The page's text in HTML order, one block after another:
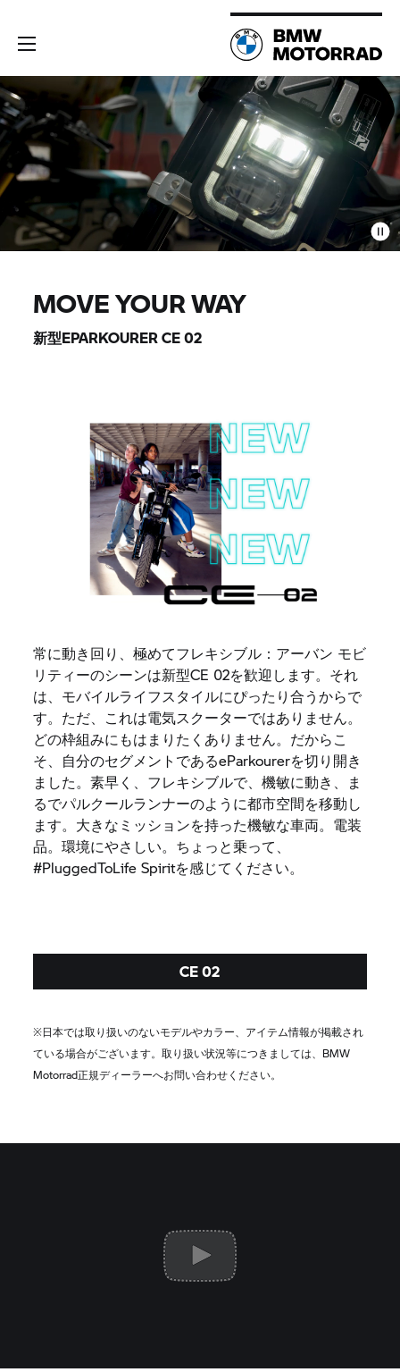
MOVE YOUR WAY
新型EPARKOURER CE 02
常に動き回り、極めてフレキシブル：アーバン モビ
リティーのシーンは新型CE 02を歓迎します。それ
は、モバイルライフスタイルにぴったり合うからで
す。ただ、これは電気スクーターではありません。
どの枠組みにもはまりたくありません。だからこ
そ、自分のセグメントであるeParkourerを切り開き
ました。素早く、フレキシブルで、機敏に動き、ま
るでパルクールランナーのように都市空間を移動し
ます。大きなミッションを持った機敏な車両。電装
品。環境にやさしい。ちょっと乗って、
#PluggedToLife Spiritを感じてください。
CE 02
※日本では取り扱いのないモデルやカラー、アイテム情報が掲載され
ている場合がございます。取り扱い状況等につきましては、BMW
Motorrad正規ディーラーへお問い合わせください。